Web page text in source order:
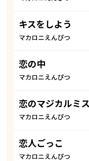
キスをしよう
マカロニえんぴつ
恋の中
マカロニえんぴつ
恋のマジカルミ
マカロニえんぴつ
恋人ごっこ
マカロニえんぴつ